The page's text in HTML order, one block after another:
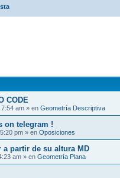
CODE
am » en Geometría Descriptiva
on telegram !
pm » en Oposiciones
a partir de su altura MD
am » en Geometría Plana